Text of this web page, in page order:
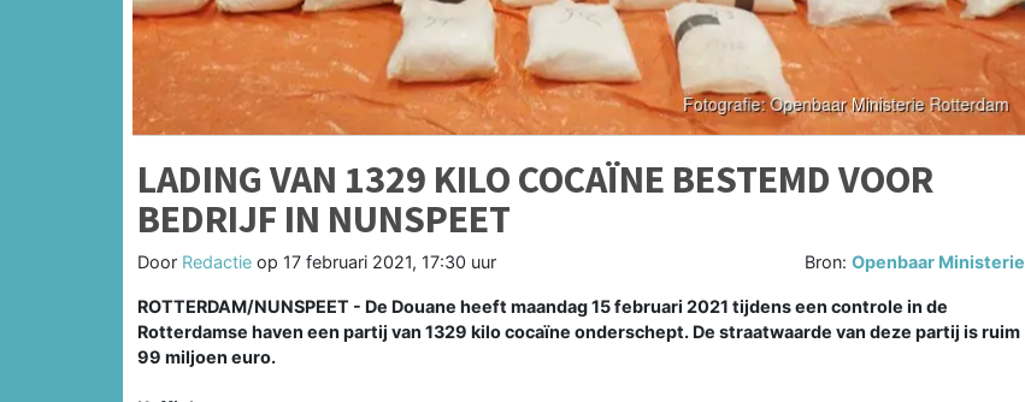
LADING VAN 1329 KILO COCAÏNE BESTEMD VOOR
BEDRIJF IN NUNSPEET
Door Redactie op 17 februari 2021, 17:30 uur Bron:Openbaar Ministerie
ROTTERDAM/NUNSPEET - De Douane heeft maandag 15 februari 2021 tijdens een controle in de
Rotterdamse haven een partij van 1329 kilo cocaïne onderschept. De straatwaarde van deze partij is ruim
99 miljoen euro.